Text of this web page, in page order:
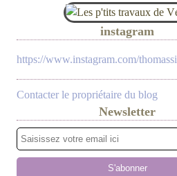
instagram
https://www.instagram.com/
Contacter le propriétaire du blog
Newsletter